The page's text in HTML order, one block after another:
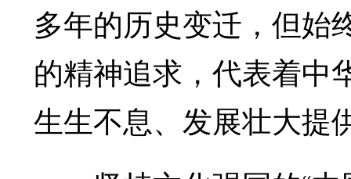
多年的历史变迁，但始
的精神追求，代表着中
生生不息、发展壮大提